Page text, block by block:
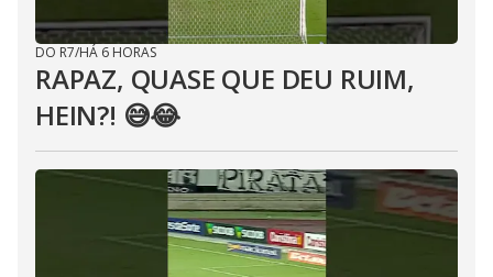
DO R7/HÁ 6 HORAS
RAPAZ, QUASE QUE DEU RUIM,
HEIN?! 😅😂⁣